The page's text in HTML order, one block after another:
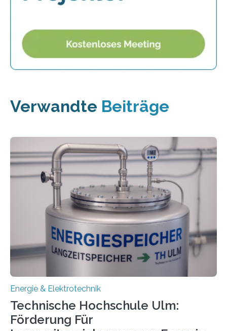
Verwandte Beiträge
Energie & Elektrotechnik
Technische Hochschule Ulm:
Förderung Für